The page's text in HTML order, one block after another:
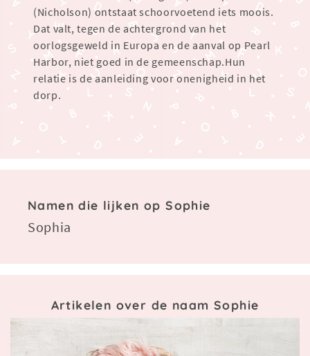
(Nicholson) ontstaat schoorvoetend iets moois.
Dat valt, tegen de achtergrond van het
oorlogsgeweld in Europa en de aanval op Pearl
Harbor, niet goed in de gemeenschap.Hun
relatie is de aanleiding voor onenigheid in het
dorp.
Namen die lijken op Sophie
Sophia
Artikelen over de naam Sophie